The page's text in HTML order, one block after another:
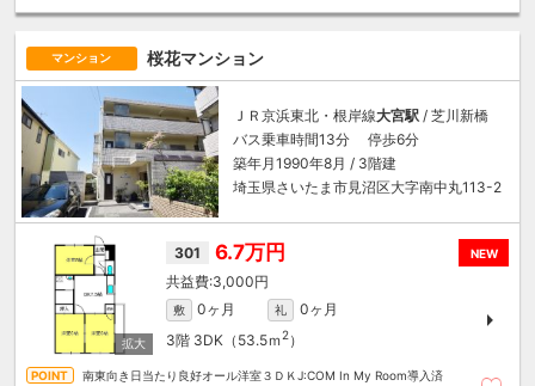
マンション 桜花マンション
ＪＲ京浜東北・根岸線大宮駅 / 芝川新橋
バス乗車時間13分 停歩6分
築年月1990年8月 / 3階建
埼玉県さいたま市見沼区大字南中丸113-2
NEW
301 6.7万円
3,000円
敷 0ヶ月 礼
0ヶ月
3階 3DK（53.5ｍ2）
南東向き日当たり良好オール洋室３ＤＫJ:COM In My Room導入済